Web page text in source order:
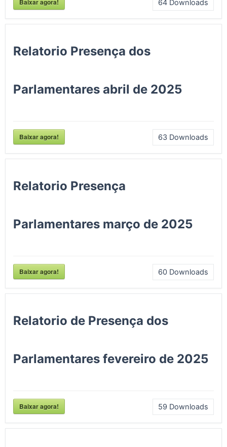
Baixar agora! 64 Downloads
Relatorio Presença dos
Parlamentares abril de 2025
Baixar agora! 63 Downloads
Relatorio Presença
Parlamentares março de 2025
Baixar agora! 60 Downloads
Relatorio de Presença dos
Parlamentares fevereiro de 2025
Baixar agora! 59 Downloads